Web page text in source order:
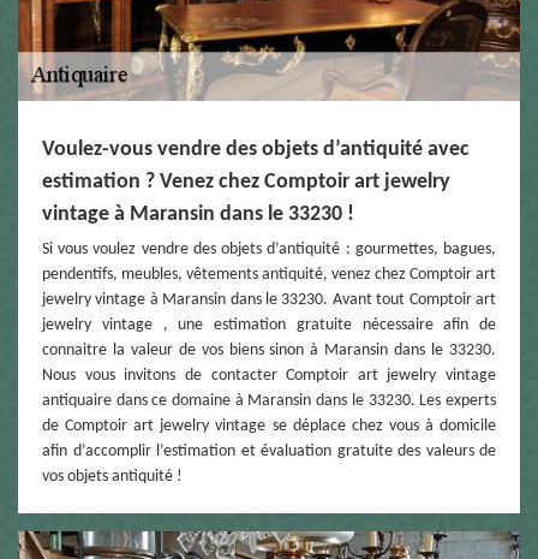
Voulez-vous vendre des objets d’antiquité avec
estimation ? Venez chez Comptoir art jewelry
vintage à Maransin dans le 33230 !
Si vous voulez vendre des objets d’antiquité : gourmettes, bagues,
pendentifs, meubles, vêtements antiquité, venez chez Comptoir art
jewelry vintage à Maransin dans le 33230. Avant tout Comptoir art
jewelry vintage , une estimation gratuite nécessaire afin de
connaitre la valeur de vos biens sinon à Maransin dans le 33230.
Nous vous invitons de contacter Comptoir art jewelry vintage
antiquaire dans ce domaine à Maransin dans le 33230. Les experts
de Comptoir art jewelry vintage se déplace chez vous à domicile
afin d’accomplir l’estimation et évaluation gratuite des valeurs de
vos objets antiquité !